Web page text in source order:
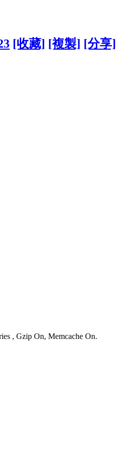
[收藏] [複製] [分享]
, Gzip On, Memcache On.